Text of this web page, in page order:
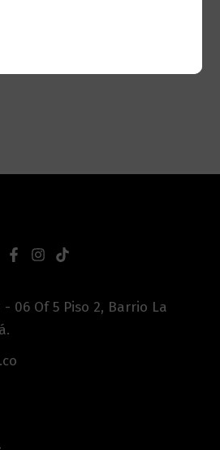
- 06 Of 5 Piso 2, Barrio La